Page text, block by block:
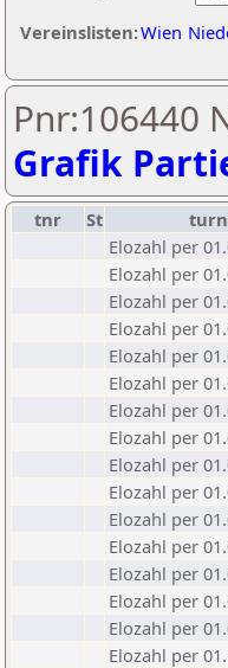
Vereinslisten:Wien
Pnr:106440
Grafik
tnr St
Elozahl per
Elozahl per
Elozahl per
Elozahl per
Elozahl per
Elozahl per
Elozahl per
Elozahl per
Elozahl per
Elozahl per
Elozahl per
Elozahl per
Elozahl per
Elozahl per
Elozahl per
Elozahl per